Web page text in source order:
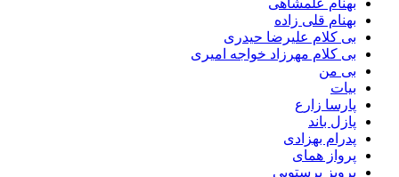
بهنام علمشاهی
بهنام قلی زاده
بی کلام علیرضا حیدری
بی کلام مهرزاد خواجه امیری
بی من
بیات
پارسا زارع
پازل باند
پدرام بهزادی
پرواز همای
پرویز پرستویی